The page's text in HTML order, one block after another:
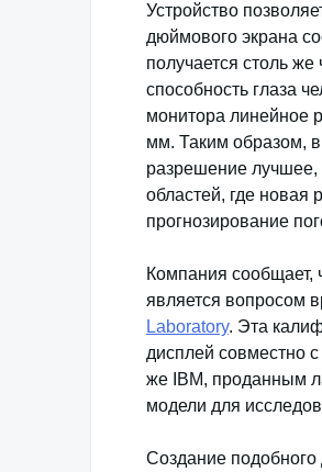
Устройство
дюймового экрана
получается столь
способность глаза
монитора линейное
мм. Таким образом,
разрешение лучшее,
областей, где новая
прогнозирование
Компания сообщает,
является вопросом
Laboratory. Эта
дисплей совместно
же IBM, проданным
модели для
Создание подобного